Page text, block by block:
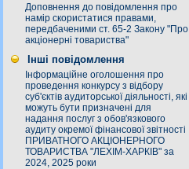
Доповнення до повідомлення про
намір скористатися правами,
передбаченими ст. 65-2 Закону "Про
акціонерні товариства"
Інші повідомлення
Інформаційне оголошення про
проведення конкурсу з відбору
суб'єктів аудиторської діяльності, які
можуть бути призначені для
надання послуг з обов'язкового
аудиту окремої фінансової звітності
ПРИВАТНОГО АКЦІОНЕРНОГО
ТОВАРИСТВА "ЛЕХІМ-ХАРКІВ" за
2024, 2025 роки